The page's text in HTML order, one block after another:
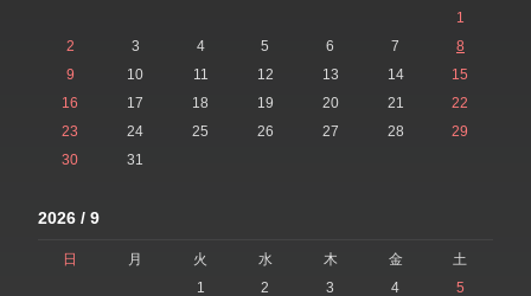
1
2
3 4 5 6 7
8
9
10 11 12 13 14
15
16
17 18 19 20 21
22
23
24 25 26 27 28
29
30
31
2026 / 9
日 月 火 水 木 金
土
1
2 3 4 5